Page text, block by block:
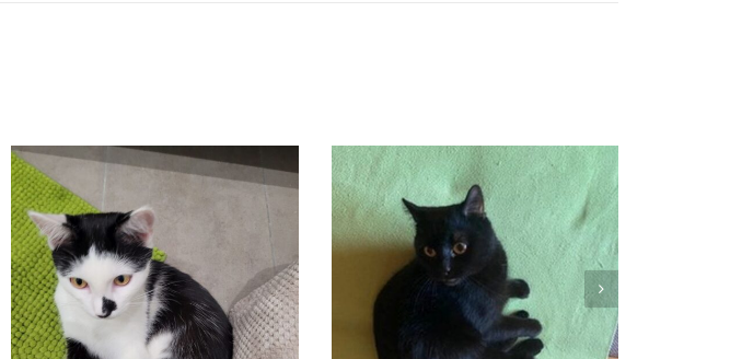
SAM
Vermittelt
JOSCHUA
Vermittelt